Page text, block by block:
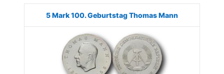
Münze Bild Ausgabe Auflage Wert
5 Mark 100. Geburtstag Thomas Mann